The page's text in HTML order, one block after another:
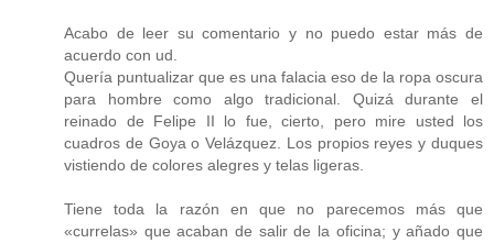
Acabo de leer su comentario y no puedo estar más de
acuerdo con ud.
Quería puntualizar que es una falacia eso de la ropa oscura
para hombre como algo tradicional. Quizá durante el
reinado de Felipe II lo fue, cierto, pero mire usted los
cuadros de Goya o Velázquez. Los propios reyes y duques
vistiendo de colores alegres y telas ligeras.
Tiene toda la razón en que no parecemos más que
«currelas» que acaban de salir de la oficina; y añado que